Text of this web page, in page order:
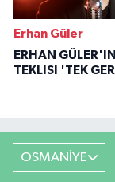
Erhan Güler
ERHAN GÜLER'IN
TEKLISI 'TEK
OSMANİYE